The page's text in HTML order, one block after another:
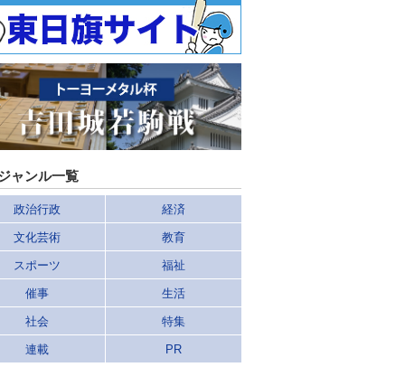
ャンル一覧
政治行政 経済
文化芸術 教育
スポーツ 福祉
催事 生活
社会 特集
連載 PR